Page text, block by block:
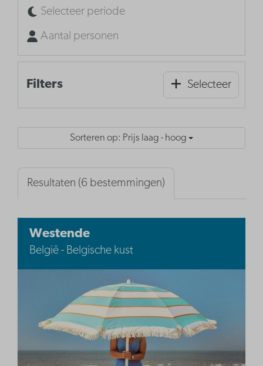
Selecteer periode
Aantal personen
Filters Selecteer
Sorteren op: Prijs laag - hoog
Resultaten (6 bestemmingen)
Westende
België - Belgische kust